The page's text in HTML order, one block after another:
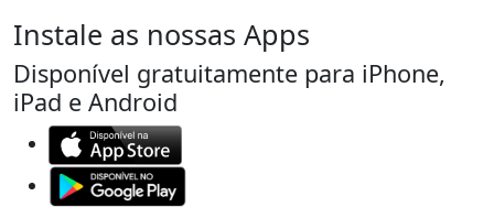
Instale as nossas Apps
Disponível gratuitamente para iPhone,
iPad e Android